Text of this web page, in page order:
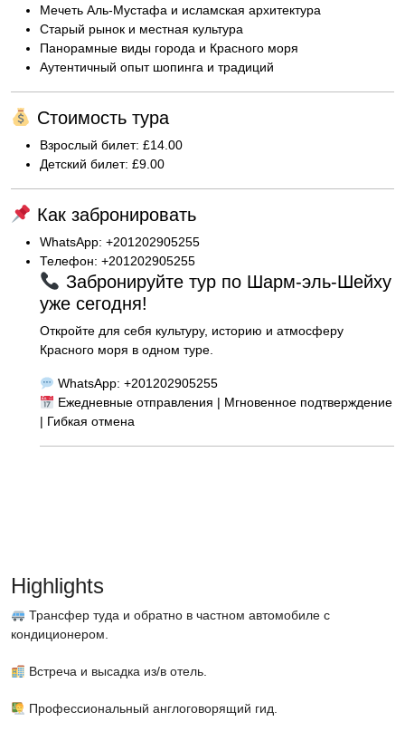
Мечеть Аль-Мустафа и исламская архитектура
Старый рынок и местная культура
Панорамные виды города и Красного моря
Аутентичный опыт шопинга и традиций
Стоимость тура
Взрослый билет: £14.00
Детский билет: £9.00
Как забронировать
WhatsApp: +201202905255
Телефон: +201202905255
Забронируйте тур по Шарм-эль-Шейху
уже сегодня!
Откройте для себя культуру, историю и атмосферу
Красного моря в одном туре.
WhatsApp: +201202905255
Ежедневные отправления | Мгновенное подтверждение
| Гибкая отмена
Highlights
Трансфер туда и обратно в частном автомобиле с
кондиционером.
Встреча и высадка из/в отель.
Профессиональный англоговорящий гид.